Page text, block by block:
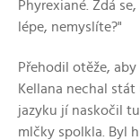
Phyrexiané. Zdá
lépe, nemyslíte?"
Přehodil otěže,
Kellana nechal stát
jazyku jí naskočil
mlčky spolkla. Byl